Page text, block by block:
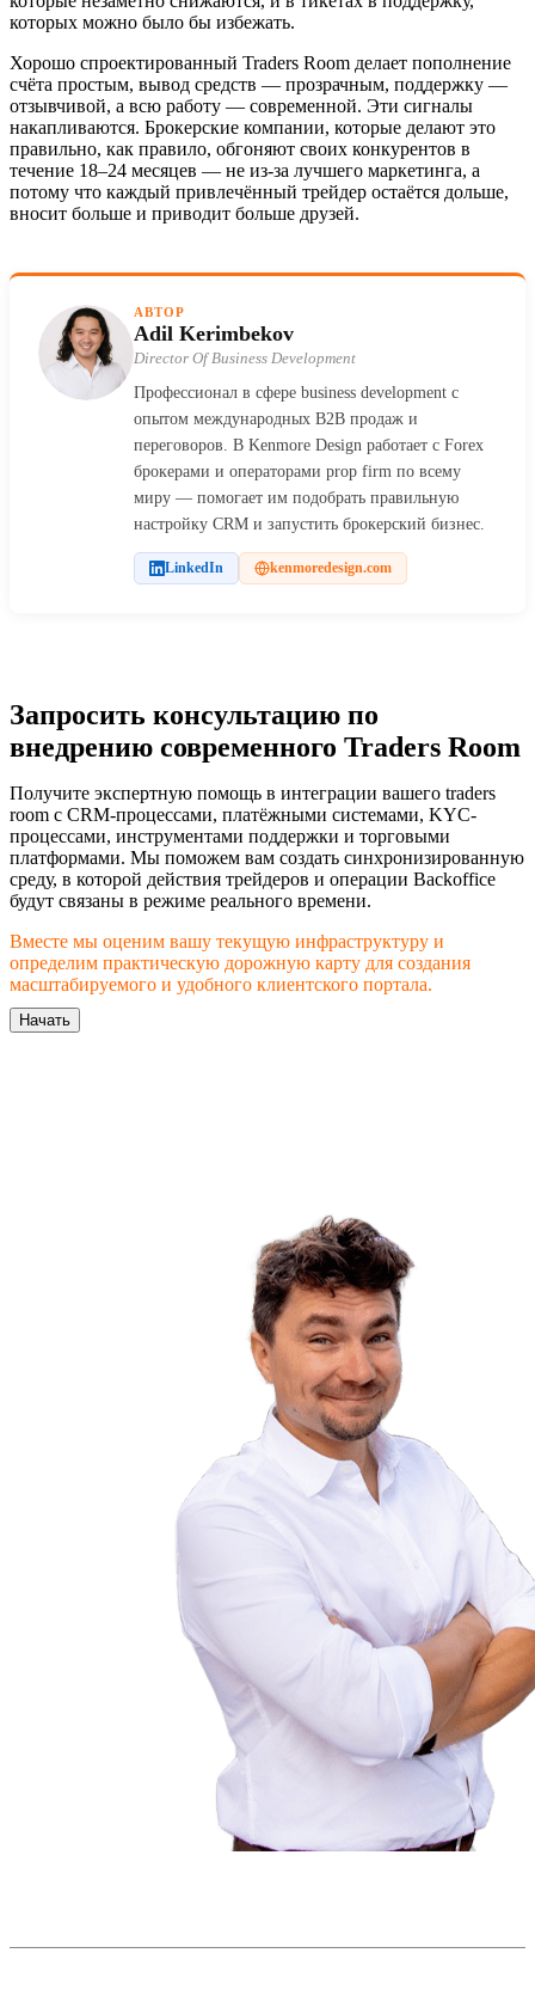
которых можно было бы избежать.
Хорошо спроектированный Traders Room делает пополнение
счёта простым, вывод средств — прозрачным, поддержку —
отзывчивой, а всю работу — современной. Эти сигналы
накапливаются. Брокерские компании, которые делают это
правильно, как правило, обгоняют своих конкурентов в
течение 18–24 месяцев — не из-за лучшего маркетинга, а
потому что каждый привлечённый трейдер остаётся дольше,
вносит больше и приводит больше друзей.
АВТОР
Adil Kerimbekov
Director Of Business Development
Профессионал в сфере business development с
опытом международных B2B продаж и
переговоров. В Kenmore Design работает с Forex
брокерами и операторами prop firm по всему
миру — помогает им подобрать правильную
настройку CRM и запустить брокерский бизнес.
LinkedIn kenmoredesign.com
Запросить консультацию по
внедрению современного Traders Room
Получите экспертную помощь в интеграции вашего traders
room с CRM-процессами, платёжными системами, KYC-
процессами, инструментами поддержки и торговыми
платформами. Мы поможем вам создать синхронизированную
среду, в которой действия трейдеров и операции Backoffice
будут связаны в режиме реального времени.
Вместе мы оценим вашу текущую инфраструктуру и
определим практическую дорожную карту для создания
масштабируемого и удобного клиентского портала.
Начать